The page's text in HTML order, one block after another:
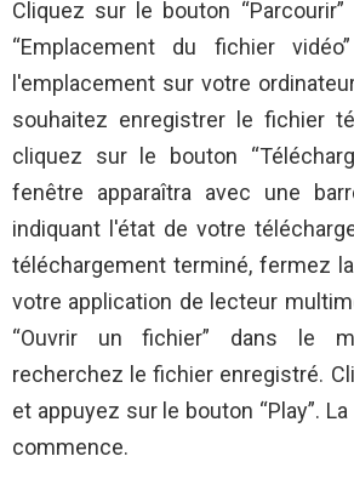
Cliquez sur le bouton
“Emplacement du fichier
l'emplacement sur votre
souhaitez enregistrer le fichier
cliquez sur le bouton
fenêtre apparaîtra avec une
indiquant l'état de votre
téléchargement terminé, fermez
votre application de lecteur
“Ouvrir un fichier” dans le
recherchez le fichier enregistré.
et appuyez sur le bouton “Play”.
commence.